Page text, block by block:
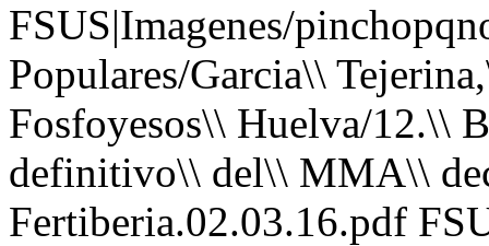
FSUS|Imagenes/
Populares/Garcia\\
Fosfoyesos\\ Huelva/12.\\
definitivo\\ del\\ MMA\\
Fertiberia.02.03.16.pdf